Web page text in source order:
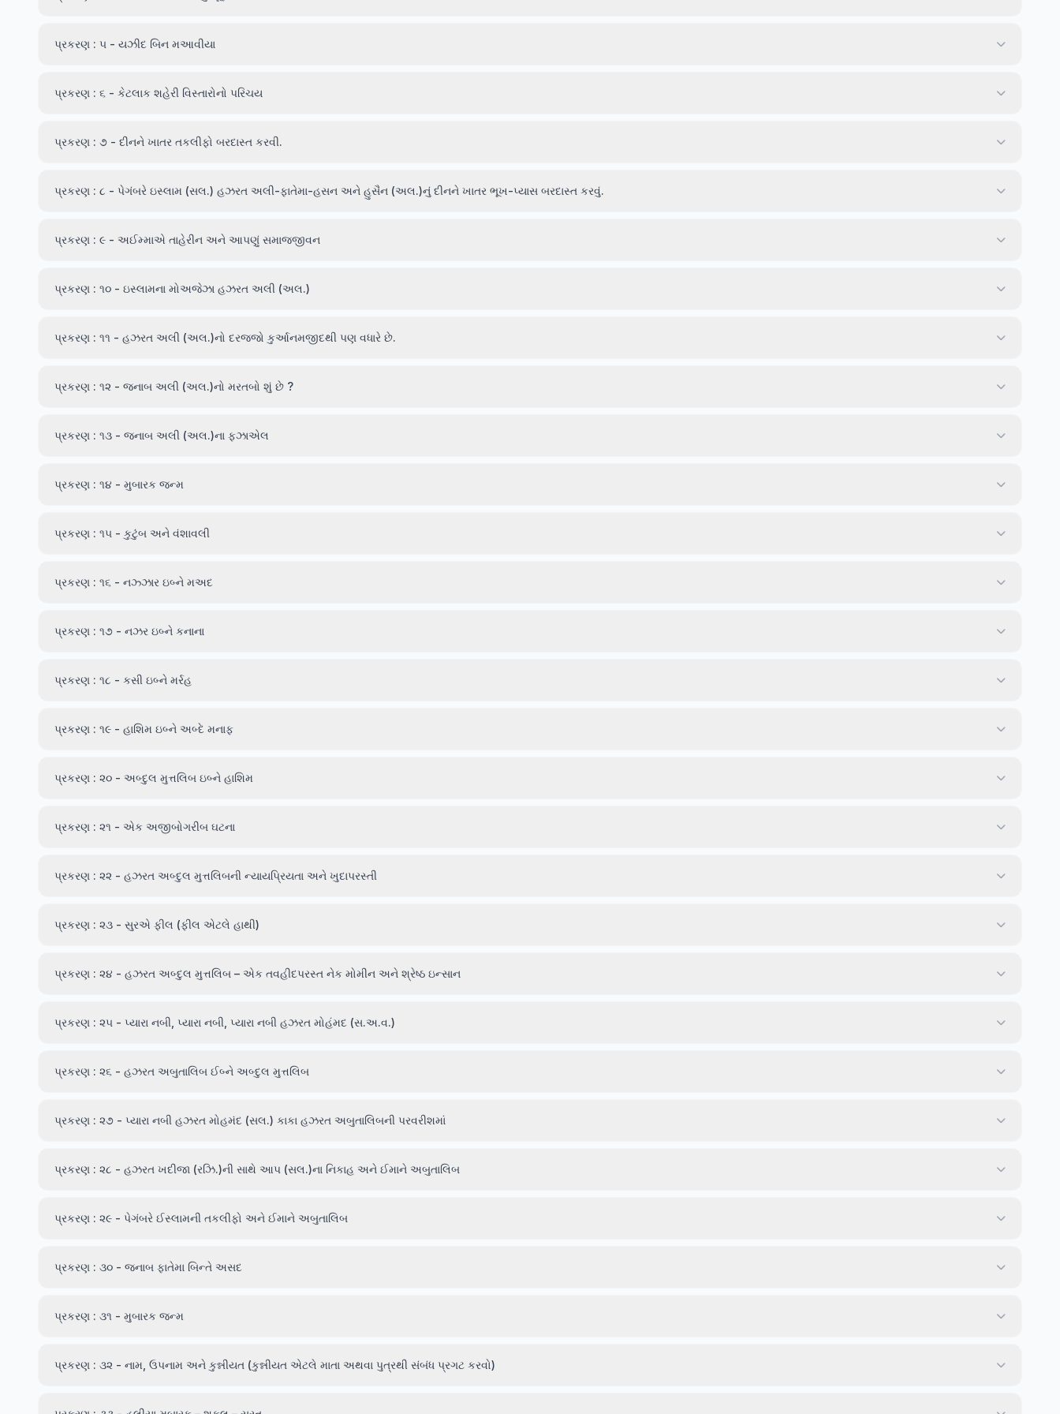
પ્રકરણ : ૫ - યઝીદ બિન મઆવીયા
પ્રકરણ : ૬ - કેટલાક શહેરી વિસ્તારોનો પરિચય
પ્રકરણ : ૭ - દીનને ખાતર તકલીફો બરદાસ્ત કરવી.
પ્રકરણ : ૮ - પેગંબરે ઇસ્લામ (સલ.) હઝરત અલી-ફાતેમા-હસન અને હુસૈન (અલ.)નું દીનને ખાતર ભૂખ-પ્યાસ બરદાસ્ત કરવું.
પ્રકરણ : ૯ - અઈમ્માએ તાહેરીન અને આપણું સમાજજીવન
પ્રકરણ : ૧૦ - ઇસ્લામના મોઅજેઝા હઝરત અલી (અલ.)
પ્રકરણ : ૧૧ - હઝરત અલી (અલ.)નો દરજ્જો કુર્આનમજીદથી પણ વધારે છે.
પ્રકરણ : ૧૨ - જનાબ અલી (અલ.)નો મરતબો શું છે ?
પ્રકરણ : ૧૩ - જનાબ અલી (અલ.)ના ફઝાએલ
પ્રકરણ : ૧૪ - મુબારક જન્મ
પ્રકરણ : ૧૫ - કુટુંબ અને વંશાવલી
પ્રકરણ : ૧૬ - નઝ્ઝાર ઇબ્ને મઅદ
પ્રકરણ : ૧૭ - નઝર ઇબ્ને કનાના
પ્રકરણ : ૧૮ - કસી ઇબ્ને મર્રહ
પ્રકરણ : ૧૯ - હાશિમ ઇબ્ને અબ્દે મનાફ
પ્રકરણ : ૨૦ - અબ્દુલ મુત્તલિબ ઇબ્ને હાશિમ
પ્રકરણ : ૨૧ - એક અજીબોગરીબ ઘટના
પ્રકરણ : ૨૨ - હઝરત અબ્દુલ મુત્તલિબની ન્યાયપ્રિયતા અને ખુદાપરસ્તી
પ્રકરણ : ૨૩ - સુરએ ફીલ (ફીલ એટલે હાથી)
પ્રકરણ : ૨૪ - હઝરત અબ્દુલ મુત્તલિબ – એક તવહીદપરસ્ત નેક મોમીન અને શ્રેષ્ઠ ઇન્સાન
પ્રકરણ : ૨૫ - પ્યારા નબી, પ્યારા નબી, પ્યારા નબી હઝરત મોહંમદ (સ.અ.વ.)
પ્રકરણ : ૨૬ - હઝરત અબુતાલિબ ઈબ્ને અબ્દુલ મુત્તલિબ
પ્રકરણ : ૨૭ - પ્યારા નબી હઝરત મોહમંદ (સલ.) કાકા હઝરત અબુતાલિબની પરવરીશમાં
પ્રકરણ : ૨૮ - હઝરત ખદીજા (રઝિ.)ની સાથે આપ (સલ.)ના નિકાહ અને ઈમાને અબુતાલિબ
પ્રકરણ : ૨૯ - પેગંબરે ઈસ્લામની તકલીફો અને ઈમાને અબુતાલિબ
પ્રકરણ : ૩૦ - જનાબ ફાતેમા બિન્તે અસદ
પ્રકરણ : ૩૧ - મુબારક જન્મ
પ્રકરણ : ૩૨ - નામ, ઉપનામ અને કુન્નીયત (કુન્નીયત એટલે માતા અથવા પુત્રથી સંબંધ પ્રગટ કરવો)